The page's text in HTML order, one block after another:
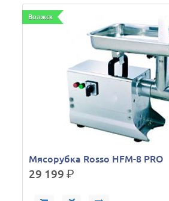
Волжск
Мясорубка Rosso HFM-8 PRO
29 199р.